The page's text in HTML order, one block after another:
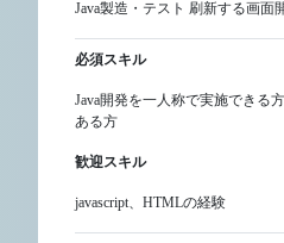
Java製造・テスト 刷新する画面
必須スキル
Java開発を一人称で実施できる
ある方
歓迎スキル
javascript、HTMLの経験